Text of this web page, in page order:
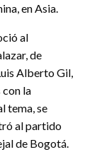
en Asia.
al
de
Alberto Gil,
con la
tema, se
al partido
de Bogotá.